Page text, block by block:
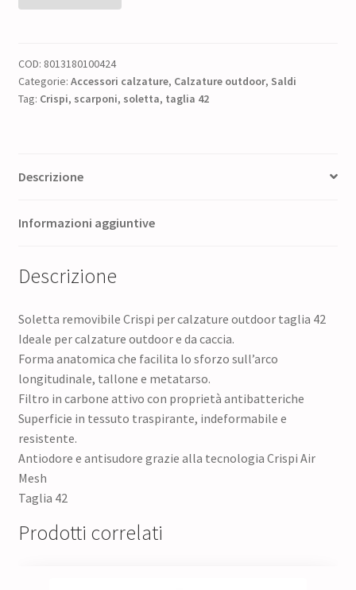
calzature
42
quantità
COD: 8013180100424
Categorie: Accessori calzature, Calzature outdoor, Saldi
Tag: Crispi, scarponi, soletta, taglia 42
Descrizione
Informazioni aggiuntive
Descrizione
Soletta removibile Crispi per calzature outdoor taglia 42
Ideale per calzature outdoor e da caccia.
Forma anatomica che facilita lo sforzo sull’arco
longitudinale, tallone e metatarso.
Filtro in carbone attivo con proprietà antibatteriche
Superficie in tessuto traspirante, indeformabile e
resistente.
Antiodore e antisudore grazie alla tecnologia Crispi Air
Mesh
Taglia 42
Prodotti correlati